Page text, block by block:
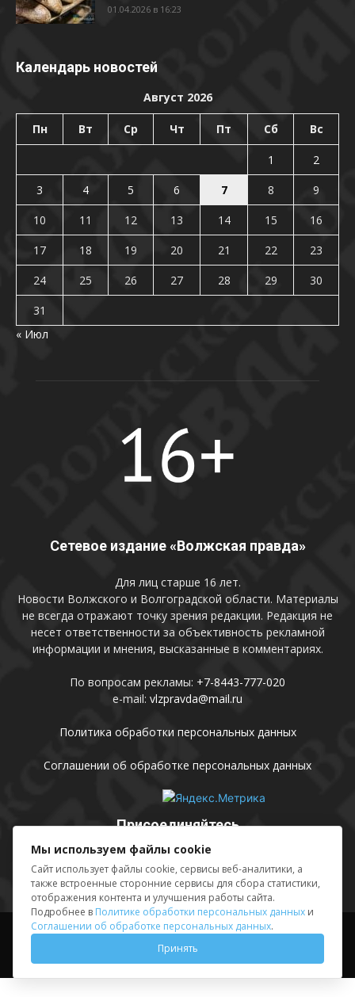
01.04.2026 в 16:23
Календарь новостей
Август 2026
Пн Вт Ср Чт Пт Сб Вс
1
2
3
4 5 6 7 8
9
10
11 12 13 14 15
16
17
18 19 20 21 22
23
24
25 26 27 28 29
30
31
« Июл
Сетевое издание «Волжская правда»
Для лиц старше 16 лет.
Новости Волжского и Волгоградской области. Материалы
не всегда отражают точку зрения редакции. Редакция не
несет ответственности за объективность рекламной
информации и мнения, высказанные в комментариях.
По вопросам рекламы: +7-8443-777-020
e-mail: vlzpravda@mail.ru
Политика обработки персональных данных
Соглашении об обработке персональных данных
Присоединяйтесь
Выходные данные Sing in
Мы используем файлы cookie
Сайт использует файлы cookie, сервисы веб-аналитики, а
также встроенные сторонние сервисы для сбора статистики,
отображения контента и улучшения работы сайта.
Подробнее в Политике обработки персональных данных и
Соглашении об обработке персональных данных.
Принять